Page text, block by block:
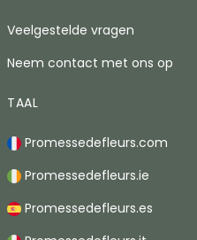
Veelgestelde vragen
Neem contact met ons op
TAAL
Promessedefleurs.com
Promessedefleurs.ie
Promessedefleurs.es